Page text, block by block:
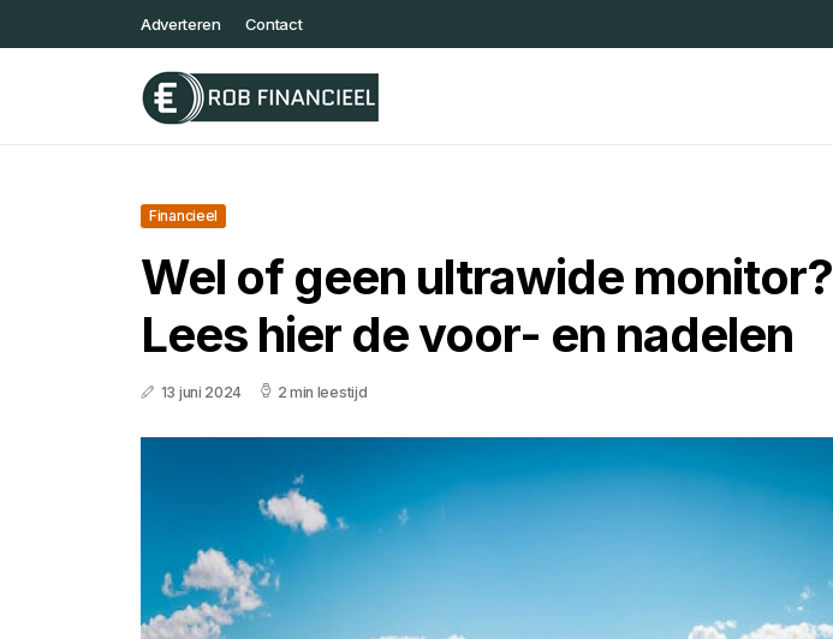
Adverteren Contact
Financieel
Wel of geen ultrawide monitor?
Lees hier de voor- en nadelen
13 juni 2024 2 min leestijd